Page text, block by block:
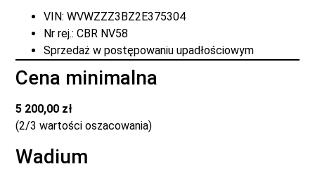
VIN: WVWZZZ3BZ2E375304
Nr rej.: CBR NV58
Sprzedaż w postępowaniu upadłościowym
Cena minimalna
5 200,00 zł
(2/3 wartości oszacowania)
Wadium